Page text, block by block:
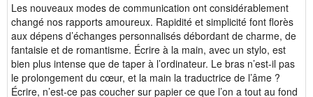
Les nouveaux modes de communication ont considérablement
changé nos rapports amoureux. Rapidité et simplicité font florès
aux dépens d’échanges personnalisés débordant de charme, de
fantaisie et de romantisme. Écrire à la main, avec un stylo, est
bien plus intense que de taper à l’ordinateur. Le bras n’est-il pas
le prolongement du cœur, et la main la traductrice de l’âme ?
Écrire, n’est-ce pas coucher sur papier ce que l’on a tout au fond